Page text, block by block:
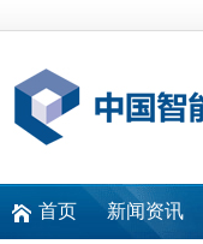
首页 新闻资讯